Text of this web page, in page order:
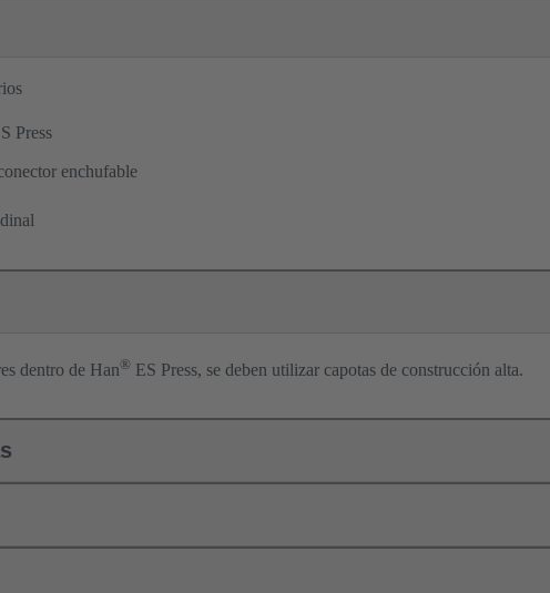
Press
enchufable
dentro de Han® ES Press, se deben utilizar capotas de construcción alta.